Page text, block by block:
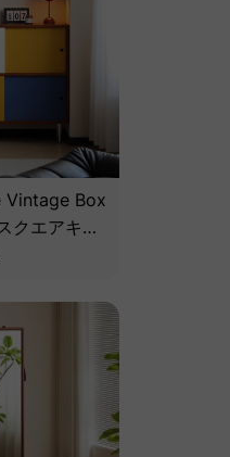
Vintage Box
クエアキャ
天然ツゲ